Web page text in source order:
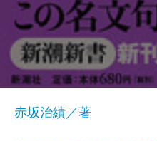
赤坂治績／著